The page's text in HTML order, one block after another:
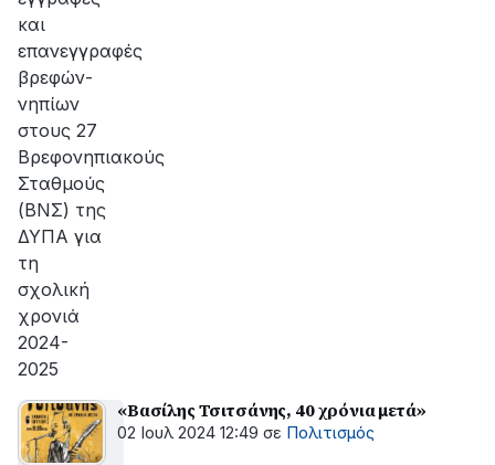
και
επανεγγραφές
βρεφών-
νηπίων
στους 27
Βρεφονηπιακούς
Σταθμούς
(ΒΝΣ) της
ΔΥΠΑ για
τη
σχολική
χρονιά
2024-
2025
«Βασίλης Τσιτσάνης, 40 χρόνια μετά»
02 Ιουλ 2024 12:49 σε Πολιτισμός